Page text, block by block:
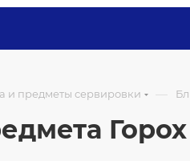
и предметы сервировки —